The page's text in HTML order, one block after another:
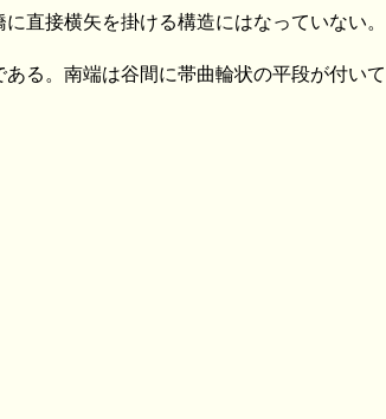
直接横矢を掛ける構造にはなっていない。
る。南端は谷間に帯曲輪状の平段が付いて